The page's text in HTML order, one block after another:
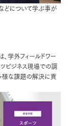
どについて学ぶ事が
学外フィールドワー
ビジネス現場での調
様な課題の解決に貢